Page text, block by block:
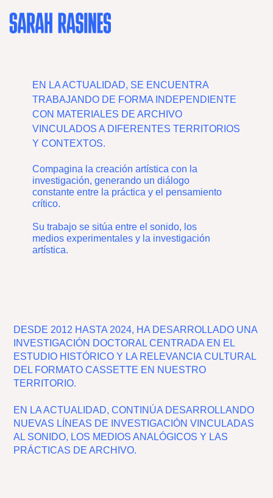
contenido
EN LA ACTUALIDAD, SE ENCUENTRA
TRABAJANDO DE FORMA INDEPENDIENTE
CON MATERIALES DE ARCHIVO
VINCULADOS A DIFERENTES TERRITORIOS
Y CONTEXTOS.
Compagina la creación artística con la
investigación, generando un diálogo
constante entre la práctica y el pensamiento
crítico.
Su trabajo se sitúa entre el sonido, los
medios experimentales y la investigación
artística.
DESDE 2012 HASTA 2024, HA DESARROLLADO UNA
INVESTIGACIÓN DOCTORAL CENTRADA EN EL
ESTUDIO HISTÓRICO Y LA RELEVANCIA CULTURAL
DEL FORMATO CASSETTE EN NUESTRO
TERRITORIO.
EN LA ACTUALIDAD, CONTINÚA DESARROLLANDO
NUEVAS LÍNEAS DE INVESTIGACIÓN VINCULADAS
AL SONIDO, LOS MEDIOS ANALÓGICOS Y LAS
PRÁCTICAS DE ARCHIVO.